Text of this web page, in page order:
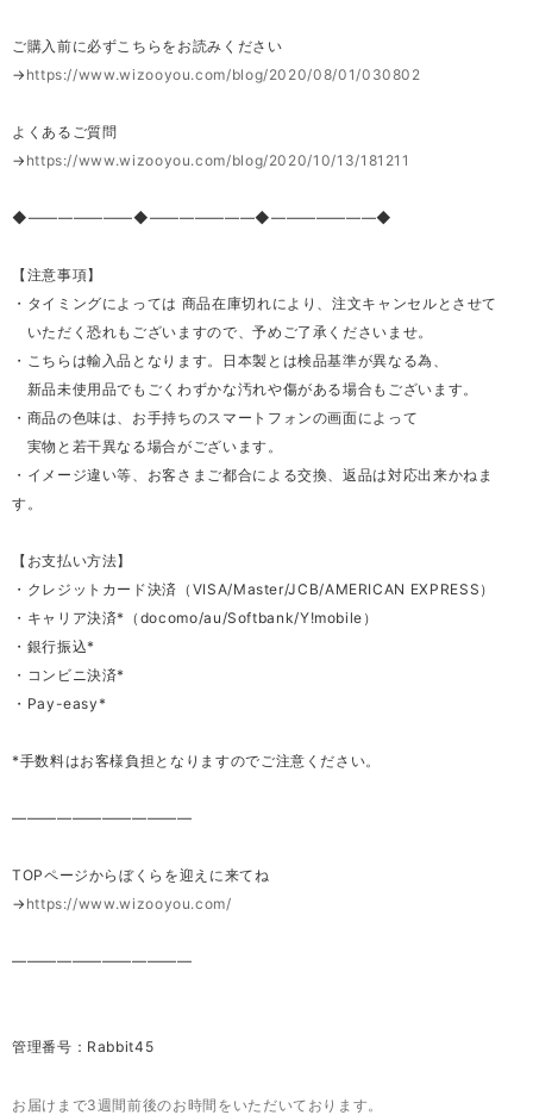
ご購入前に必ずこちらをお読みください
→ https://www.wizooyou.com/blog/2020/08/01/030802
よくあるご質問
→ https://www.wizooyou.com/blog/2020/10/13/181211
◆―――――――◆―――――――◆―――――――◆
【注意事項】
・タイミングによっては 商品在庫切れにより、注文キャンセルとさせて
いただく恐れもございますので、予めご了承くださいませ。
・こちらは輸入品となります。日本製とは検品基準が異なる為、
新品未使用品でもごくわずかな汚れや傷がある場合もございます。
・商品の色味は、お手持ちのスマートフォンの画面によって
実物と若干異なる場合がございます。
・イメージ違い等、お客さまご都合による交換、返品は対応出来かねま
す。
【お支払い方法】
・クレジットカード決済（VISA/Master/JCB/AMERICAN EXPRESS）
・キャリア決済*（docomo/au/Softbank/Y!mobile）
・銀行振込*
・コンビニ決済*
・Pay-easy*
*手数料はお客様負担となりますのでご注意ください。
————————————
TOPページからぼくらを迎えに来てね
→ https://www.wizooyou.com/
————————————
管理番号：Rabbit45
お届けまで3週間前後のお時間をいただいております。